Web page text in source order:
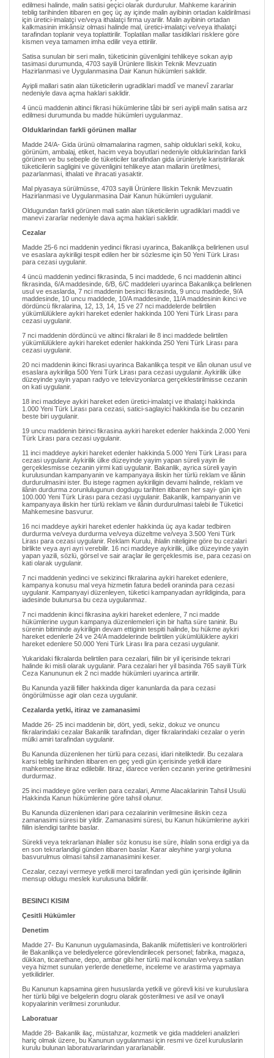
edilmesi halinde, malin satisi geçici olarak durdurulur. Mahkeme kararinin
teblig tarihinden itibaren en geç üç ay içinde malin ayibinin ortadan kaldirilmasi
için üretici-imalatçi ve/veya ithalatçi firma uyarilir. Malin ayibinin ortadan
kalkmasinin imkânsiz olmasi halinde mal, üretici-imalatçi ve/veya ithalatçi
tarafindan toplanir veya toplattirilir. Toplatilan mallar tasidiklari risklere göre
kismen veya tamamen imha edilir veya ettirilir.
Satisa sunulan bir seri malin, tüketicinin güvenligini tehlikeye sokan ayip
tasimasi durumunda, 4703 sayili Ürünlere Iliskin Teknik Mevzuatin
Hazirlanmasi ve Uygulanmasina Dair Kanun hükümleri saklidir.
Ayipli mallari satin alan tüketicilerin ugradiklari maddî ve manevî zararlar
nedeniyle dava açma haklari saklidir.
4 üncü maddenin altinci fikrasi hükümlerine tâbi bir seri ayipli malin satisa arz
edilmesi durumunda bu madde hükümleri uygulanmaz.
Olduklarindan farkli görünen mallar
Madde 24/A- Gida ürünü olmamalarina ragmen, sahip olduklari sekil, koku,
görünüm, ambalaj, etiket, hacim veya boyutlari nedeniyle olduklarindan farkli
görünen ve bu sebeple de tüketiciler tarafindan gida ürünleriyle karistirilarak
tüketicilerin sagligini ve güvenligini tehlikeye atan mallarin üretilmesi,
pazarlanmasi, ithalati ve ihracati yasaktir.
Mal piyasaya sürülmüsse, 4703 sayili Ürünlere Iliskin Teknik Mevzuatin
Hazirlanmasi ve Uygulanmasina Dair Kanun hükümleri uygulanir.
Oldugundan farkli görünen mali satin alan tüketicilerin ugradiklari maddi ve
manevi zararlar nedeniyle dava açma haklari saklidir.
Cezalar
Madde 25-6 nci maddenin yedinci fikrasi uyarinca, Bakanlikça belirlenen usul
ve esaslara aykiriligi tespit edilen her bir sözlesme için 50 Yeni Türk Lirası
para cezasi uygulanir.
4 üncü maddenin yedinci fikrasinda, 5 inci maddede, 6 nci maddenin altinci
fikrasinda, 6/A maddesinde, 6/B, 6/C maddeleri uyarinca Bakanlikça belirlenen
usul ve esaslarda, 7 nci maddenin besinci fikrasinda, 9 uncu maddede, 9/A
maddesinde, 10 uncu maddede, 10/A maddesinde, 11/A maddesinin ikinci ve
dördüncü fikralarina, 12, 13, 14, 15 ve 27 nci maddelerde belirtilen
yükümlülüklere aykiri hareket edenler hakkinda 100 Yeni Türk Lirası para
cezasi uygulanir.
7 nci maddenin dördüncü ve altinci fikralari ile 8 inci maddede belirtilen
yükümlülüklere aykiri hareket edenler hakkinda 250 Yeni Türk Lirası para
cezasi uygulanir.
20 nci maddenin ikinci fikrasi uyarinca Bakanlikça tespit ve ilân olunan usul ve
esaslara aykiriliga 500 Yeni Türk Lirası para cezasi uygulanir. Aykirilik ülke
düzeyinde yayin yapan radyo ve televizyonlarca gerçeklestirilmisse cezanin
on kati uygulanir.
18 inci maddeye aykiri hareket eden üretici-imalatçi ve ithalatçi hakkinda
1.000 Yeni Türk Lirası para cezasi, satici-saglayici hakkinda ise bu cezanin
beste biri uygulanir.
19 uncu maddenin birinci fikrasina aykiri hareket edenler hakkinda 2.000 Yeni
Türk Lirası para cezasi uygulanir.
11 inci maddeye aykiri hareket edenler hakkinda 5.000 Yeni Türk Lirası para
cezasi uygulanir. Aykirilik ülke düzeyinde yayim yapan süreli yayin ile
gerçeklesmisse cezanin yirmi kati uygulanir. Bakanlik, ayrica süreli yayin
kurulusundan kampanyanin ve kampanyaya iliskin her türlü reklam ve ilânin
durdurulmasini ister. Bu istege ragmen aykiriligin devami halinde, reklam ve
ilânin durdurma zorunlulugunun dogdugu tarihten itibaren her sayi- gün için
100.000 Yeni Türk Lirası para cezasi uygulanir. Bakanlik, kampanyanin ve
kampanyaya iliskin her türlü reklam ve ilânin durdurulmasi talebi ile Tüketici
Mahkemesine basvurur.
16 nci maddeye aykiri hareket edenler hakkinda üç aya kadar tedbiren
durdurma ve/veya durdurma ve/veya düzeltme ve/veya 3.500 Yeni Türk
Lirası para cezasi uygulanir. Reklam Kurulu, ihlalin niteligine göre bu cezalari
birlikte veya ayri ayri verebilir. 16 nci maddeye aykirilik, ülke düzeyinde yayin
yapan yazili, sözlü, görsel ve sair araçlar ile gerçeklesmis ise, para cezasi on
kati olarak uygulanir.
7 nci maddenin yedinci ve sekizinci fikralarina aykiri hareket edenlere,
kampanya konusu mal veya hizmetin fatura bedeli oraninda para cezasi
uygulanir. Kampanyayi düzenleyen, tüketici kampanyadan ayrildiginda, para
iadesinde bulunursa bu ceza uygulanmaz.
7 nci maddenin ikinci fikrasina aykiri hareket edenlere, 7 nci madde
hükümlerine uygun kampanya düzenlemeleri için bir hafta süre taninir. Bu
sürenin bitiminde aykiriligin devam ettiginin tespiti halinde, bu hükme aykiri
hareket edenlerle 24 ve 24/A maddelerinde belirtilen yükümlülüklere aykiri
hareket edenlere 50.000 Yeni Türk Lirası lira para cezasi uygulanir.
Yukaridaki fikralarda belirtilen para cezalari, fiilin bir yil içerisinde tekrari
halinde iki misli olarak uygulanir. Para cezalari her yil basinda 765 sayili Türk
Ceza Kanununun ek 2 nci madde hükümleri uyarinca artirilir.
Bu Kanunda yazili fiiller hakkinda diger kanunlarda da para cezasi
öngörülmüsse agir olan ceza uygulanir.
Cezalarda yetki, itiraz ve zamanasimi
Madde 26- 25 inci maddenin bir, dört, yedi, sekiz, dokuz ve onuncu
fikralarindaki cezalar Bakanlik tarafindan, diger fikralarindaki cezalar o yerin
mülki amiri tarafindan uygulanir.
Bu Kanunda düzenlenen her türlü para cezasi, idari niteliktedir. Bu cezalara
karsi teblig tarihinden itibaren en geç yedi gün içerisinde yetkili idare
mahkemesine itiraz edilebilir. Itiraz, idarece verilen cezanin yerine getirilmesini
durdurmaz.
25 inci maddeye göre verilen para cezalari, Amme Alacaklarinin Tahsil Usulü
Hakkinda Kanun hükümlerine göre tahsil olunur.
Bu Kanunda düzenlenen idari para cezalarinin verilmesine iliskin ceza
zamanasimi süresi bir yildir. Zamanasimi süresi, bu Kanun hükümlerine aykiri
fiilin islendigi tarihte baslar.
Sürekli veya tekrarlanan ihlaller söz konusu ise süre, ihlalin sona erdigi ya da
en son tekrarlandigi günden itibaren baslar. Karar aleyhine yargi yoluna
basvurulmus olmasi tahsil zamanasimini keser.
Cezalar, cezayi vermeye yetkili merci tarafindan yedi gün içerisinde ilgilinin
mensup oldugu meslek kurulusuna bildirilir.
BESINCI KISIM
Çesitli Hükümler
Denetim
Madde 27- Bu Kanunun uygulamasinda, Bakanlik müfettisleri ve kontrolörleri
ile Bakanlikça ve belediyelerce görevlendirilecek personel; fabrika, magaza,
dükkan, ticarethane, depo, ambar gibi her türlü mal konulan ve/veya satilan
veya hizmet sunulan yerlerde denetleme, inceleme ve arastirma yapmaya
yetkilidirler.
Bu Kanunun kapsamina giren hususlarda yetkili ve görevli kisi ve kuruluslara
her türlü bilgi ve belgelerin dogru olarak gösterilmesi ve asil ve onayli
kopyalarinin verilmesi zorunludur.
Laboratuar
Madde 28- Bakanlik ilaç, müstahzar, kozmetik ve gida maddeleri analizleri
hariç olmak üzere, bu Kanunun uygulanmasi için resmi ve özel kuruluslarin
kurulu bulunan laboratuvarlarindan yararlanabilir.